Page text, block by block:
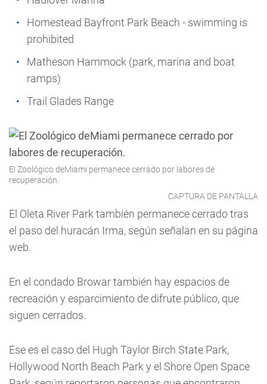
Homestead Bayfront Park Beach - swimming is
prohibited
Matheson Hammock (park, marina and boat
ramps)
Trail Glades Range
El Zoológico deMiami permanece cerrado por labores de
recuperación.
CAPTURA DE PANTALLA
El Oleta River Park también permanece cerrado tras
el paso del huracán Irma, según señalan en su página
web.
En el condado Browar también hay espacios de
recreación y esparcimiento de difrute público, que
siguen cerrados.
Ese es el caso del Hugh Taylor Birch State Park,
Hollywood North Beach Park y el Shore Open Space